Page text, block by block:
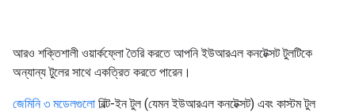
আরও শক্তিশালী ওয়ার্কফ্লো তৈরি করতে আপনি ইউআরএল কনটেক্সট টুলটিকে
অন্যান্য টুলের সাথে একত্রিত করতে পারেন।
জেমিনি ৩ মডেলগুলো বিল্ট-ইন টুল (যেমন ইউআরএল কনটেক্সট) এবং কাস্টম টুল